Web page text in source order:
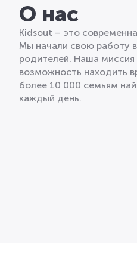
О нас
Kidsout – это
Мы начали свою работу
родителей. Наша
возможность находить
более 10 000 семьям
каждый день.